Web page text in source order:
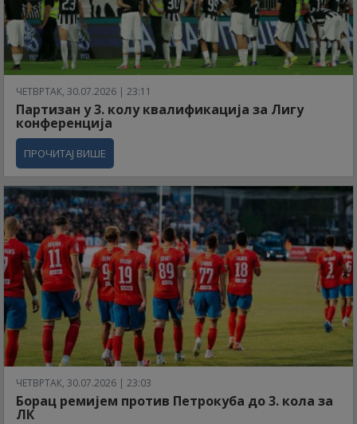
ЧЕТВРТАК, 30.07.2026 | 23:11
Партизан у 3. колу квалификација за Лигу
конференција
ПРОЧИТАЈ ВИШЕ
ЧЕТВРТАК, 30.07.2026 | 23:03
Борац ремијем против Петрокуба до 3. кола за
ЛК